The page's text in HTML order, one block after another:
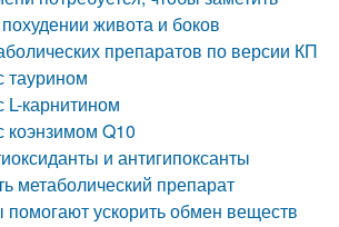
живота и боков
препаратов по версии КП
таурином
L-карнитином
коэнзимом Q10
и антигипоксанты
метаболический препарат
помогают ускорить обмен веществ